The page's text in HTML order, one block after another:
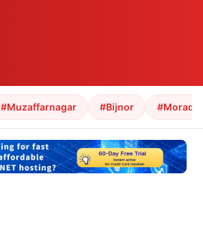
#Muzaffarnagar #Bijnor